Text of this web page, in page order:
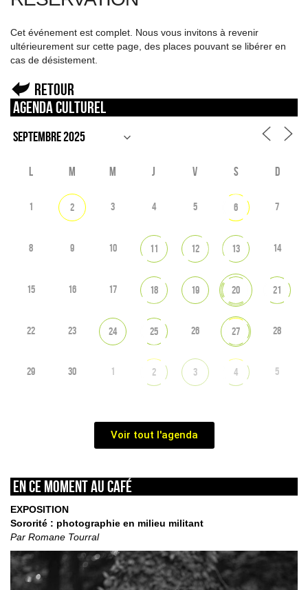
Cet événement est complet. Nous vous invitons à revenir
ultérieurement sur cette page, des places pouvant se libérer en
cas de désistement.
Retour
Agenda culturel
L M M J V S D
1 2 3 4 5 6 7
8 9 10 11 12 13 14
15 16 17 18 19 20 21
22 23 24 25 26 27 28
29 30 1 2 3 4 5
Voir tout l'agenda
En ce moment au café
EXPOSITION
Sororité : photographie en milieu militant
Par Romane Tourral